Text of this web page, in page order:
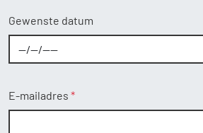
Gewenste datum
E-mailadres